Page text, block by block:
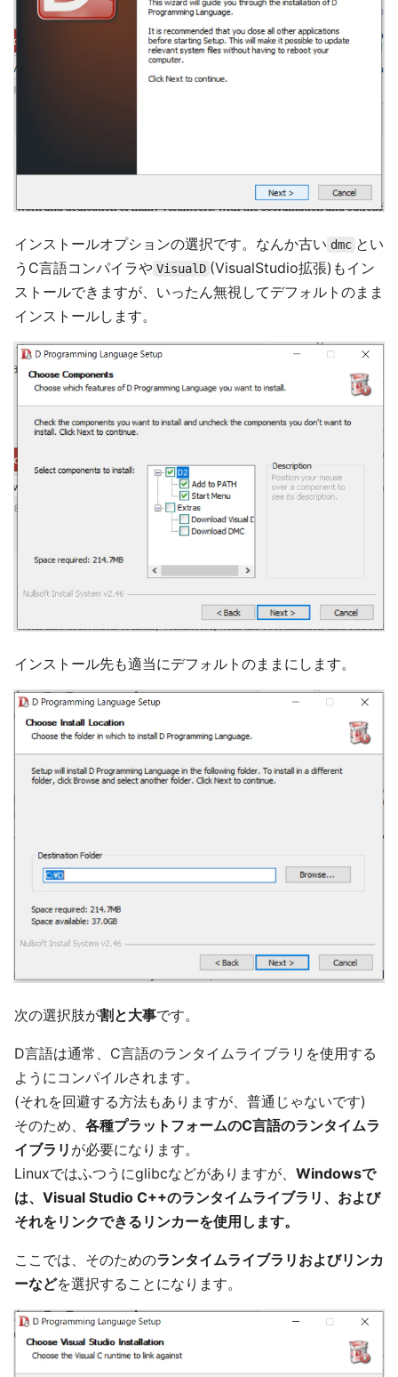
インストールオプションの選択です。なんか古い dmc とい
うC言語コンパイラや VisualD (VisualStudio拡張)もイン
ストールできますが、いったん無視してデフォルトのまま
インストールします。
インストール先も適当にデフォルトのままにします。
次の選択肢が割と大事です。
D言語は通常、C言語のランタイムライブラリを使用する
ようにコンパイルされます。
(それを回避する方法もありますが、普通じゃないです)
そのため、 各種プラットフォームのC言語のランタイムラ
イブラリ が必要になります。
Linuxではふつうにglibcなどがありますが、 Windowsで
は、Visual Studio C++のランタイムライブラリ、および
それをリンクできるリンカーを使用します。
ここでは、そのためのランタイムライブラリおよびリンカ
ーなどを選択することになります。